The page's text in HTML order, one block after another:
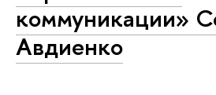
коммуникации»
Авдиенко